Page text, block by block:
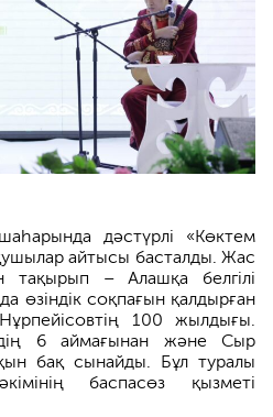
дәстүрлі «Көктем
айтысы басталды. Жас
тақырып – Алашқа белгілі
өзіндік соқпағын қалдырған
100 жылдығы.
6 аймағынан және Сыр
бақ сынайды. Бұл туралы
баспасөз қызметі